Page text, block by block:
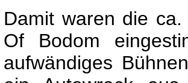
Damit waren die
Of Bodom
aufwändiges